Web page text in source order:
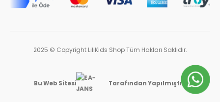
2025 © Copyright LiliKids Shop Tüm Hakları Saklıdır.
Bu Web Sitesi Tarafından Yapılmıştır.